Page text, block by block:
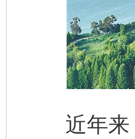
近年来，